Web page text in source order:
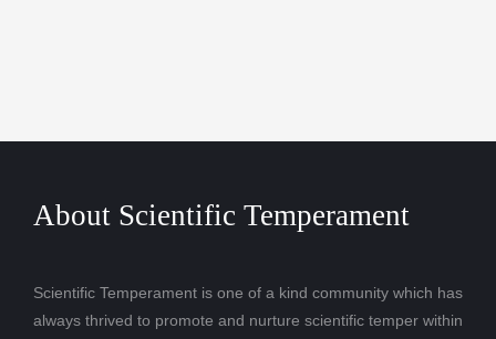
About Scientific Temperament
Scientific Temperament is one of a kind community which has
always thrived to promote and nurture scientific temper within